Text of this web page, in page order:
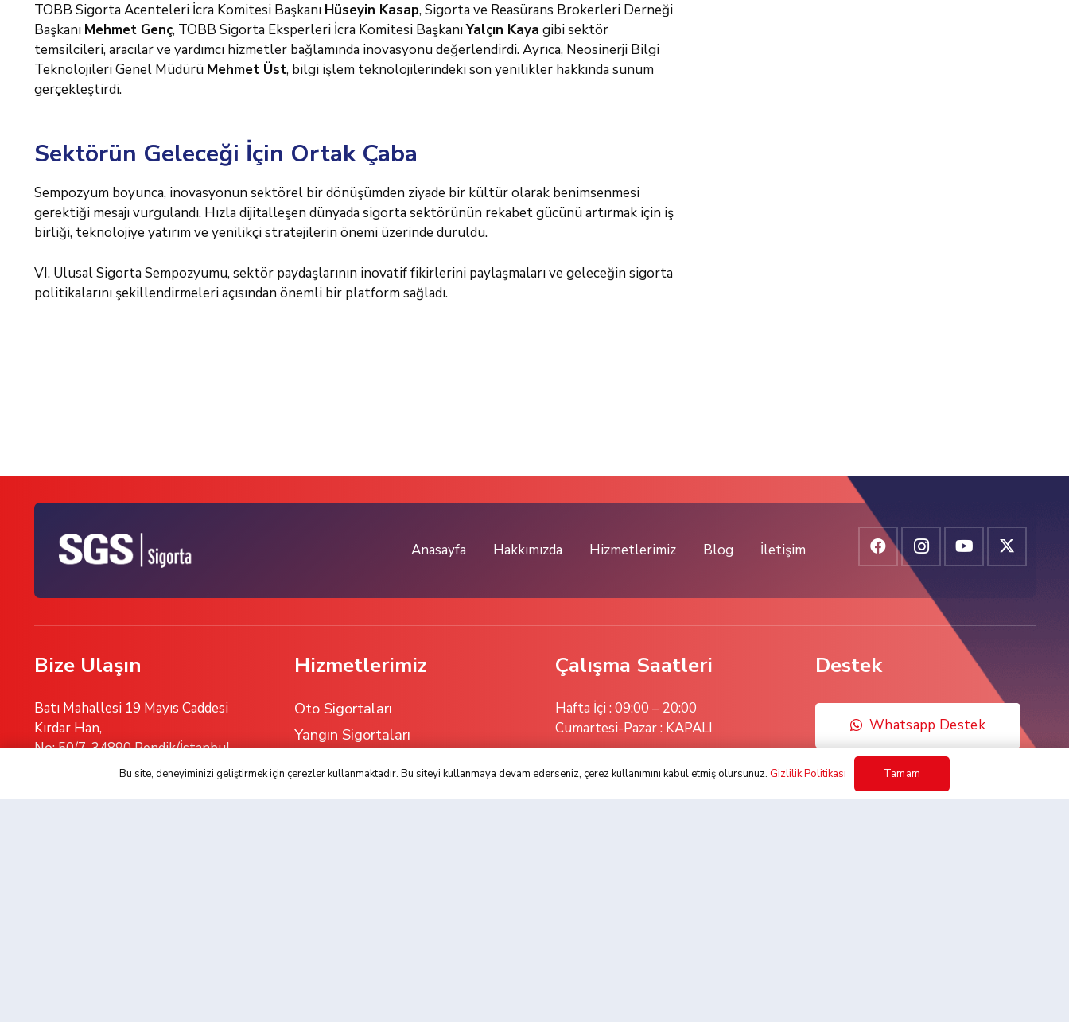
TOBB Sigorta Acenteleri İcra Komitesi Başkanı Hüseyin Kasap, Sigorta ve Reasürans Brokerleri Derneği
Başkanı Mehmet Genç, TOBB Sigorta Eksperleri İcra Komitesi BaşkanıYalçın Kaya gibi sektör
temsilcileri, aracılar ve yardımcı hizmetler bağlamında inovasyonu değerlendirdi. Ayrıca, Neosinerji Bilgi
Teknolojileri Genel Müdürü Mehmet Üst, bilgi işlem teknolojilerindeki son yenilikler hakkında sunum
gerçekleştirdi.
Sektörün Geleceği İçin Ortak Çaba
Sempozyum boyunca, inovasyonun sektörel bir dönüşümden ziyade bir kültür olarak benimsenmesi
gerektiği mesajı vurgulandı. Hızla dijitalleşen dünyada sigorta sektörünün rekabet gücünü artırmak için iş
birliği, teknolojiye yatırım ve yenilikçi stratejilerin önemi üzerinde duruldu.
VI. Ulusal Sigorta Sempozyumu, sektör paydaşlarının inovatif fikirlerini paylaşmaları ve geleceğin sigorta
politikalarını şekillendirmeleri açısından önemli bir platform sağladı.
Anasayfa Hakkımızda Hizmetlerimiz Blog İletişim
Bize Ulaşın
Batı Mahallesi 19 Mayıs Caddesi
Kırdar Han,
No: 50/7, 34890 Pendik/İstanbul
Hizmetlerimiz
Oto Sigortaları
Yangın Sigortaları
Çalışma Saatleri
Hafta İçi : 09:00 – 20:00
Cumartesi-Pazar : KAPALI
Destek
Whatsapp Destek
Bu site, deneyiminizi geliştirmek için çerezler kullanmaktadır. Bu siteyi kullanmaya devam ederseniz, çerez kullanımını kabul etmiş olursunuz. Gizlilik Politikası Tamam